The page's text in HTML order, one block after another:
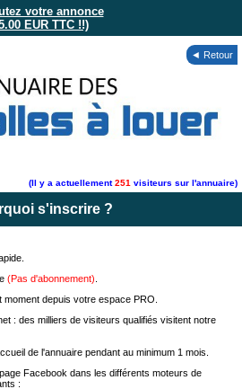
votre annonce
EUR TTC !!)
◄ Retour
(Il y a actuellement251 visiteurs sur l'annuaire)
s'inscrire ?
(Pas d'abonnement)
depuis votre espace PRO.
: des milliers de visiteurs qualifiés visitent notre
de l'annuaire pendant au minimum 1 mois.
Facebook dans les différents moteurs de
: